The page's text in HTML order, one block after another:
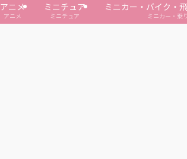
アニメ
アニメ
ミニチュア
ミニチュア
ミニカー・バイク・
ミニカー・乗